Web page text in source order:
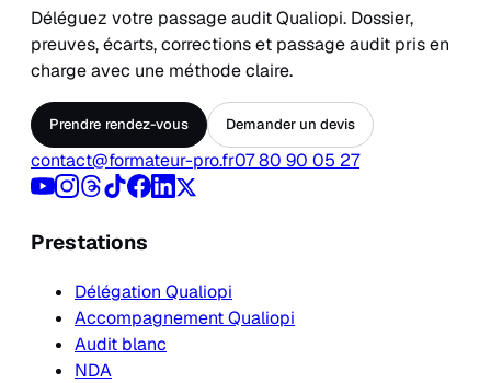
Déléguez votre passage audit Qualiopi. Dossier,
preuves, écarts, corrections et passage audit pris en
charge avec une méthode claire.
Prendre rendez-vous Demander un devis
contact@formateur-pro.fr07 80 90 05 27
Prestations
Délégation Qualiopi
Accompagnement Qualiopi
Audit blanc
NDA